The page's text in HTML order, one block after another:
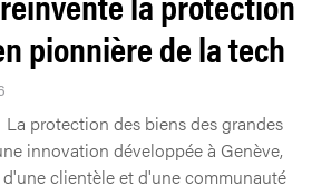
pionnière de la tech
La protection des biens des grandes
innovation développée à Genève,
clientèle et d'une communauté